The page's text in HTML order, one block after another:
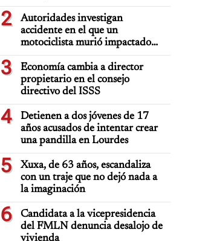
TPS
2
Autoridades investigan
accidente en el que un
motociclista murió impactado
por auto deportivo de lujo
3
Economía cambia a director
propietario en el consejo
directivo del ISSS
4
Detienen a dos jóvenes de 17
años acusados de intentar crear
una pandilla en Lourdes
5
Xuxa, de 63 años, escandaliza
con un traje que no dejó nada a
la imaginación
6
Candidata a la vicepresidencia
del FMLN denuncia desalojo de
vivienda